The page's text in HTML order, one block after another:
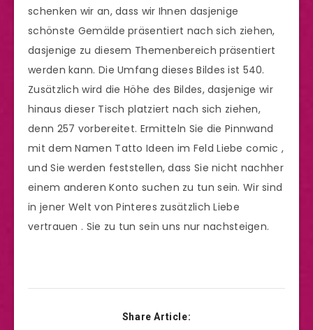
schenken wir an, dass wir Ihnen dasjenige
schönste Gemälde präsentiert nach sich ziehen,
dasjenige zu diesem Themenbereich präsentiert
werden kann. Die Umfang dieses Bildes ist 540.
Zusätzlich wird die Höhe des Bildes, dasjenige wir
hinaus dieser Tisch platziert nach sich ziehen,
denn 257 vorbereitet. Ermitteln Sie die Pinnwand
mit dem Namen Tatto Ideen im Feld Liebe comic ,
und Sie werden feststellen, dass Sie nicht nachher
einem anderen Konto suchen zu tun sein. Wir sind
in jener Welt von Pinteres zusätzlich Liebe
vertrauen . Sie zu tun sein uns nur nachsteigen.
Share Article: